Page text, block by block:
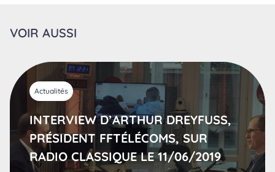
VOIR AUSSI
Actualités
INTERVIEW D’ARTHUR DREYFUSS,
PRÉSIDENT FFTÉLÉCOMS, SUR
RADIO CLASSIQUE LE 11/06/2019